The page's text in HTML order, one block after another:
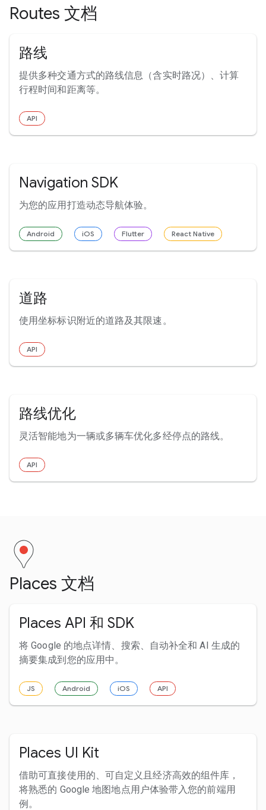
Routes 文档
路线
提供多种交通方式的路线信息（含实时路况）、计算
行程时间和距离等。
API
Navigation SDK
为您的应用打造动态导航体验。
Android iOS Flutter React Native
道路
使用坐标标识附近的道路及其限速。
API
路线优化
灵活智能地为一辆或多辆车优化多经停点的路线。
API
Places 文档
Places API 和 SDK
将 Google 的地点详情、搜索、自动补全和 AI 生成的
摘要集成到您的应用中。
JS Android iOS API
Places UI Kit
借助可直接使用的、可自定义且经济高效的组件库，
将熟悉的 Google 地图地点用户体验带入您的前端用
例。